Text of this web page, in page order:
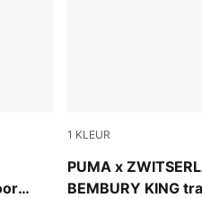
1 KLEUR
PUMA x
BEMBURY KING
Team Regal Red